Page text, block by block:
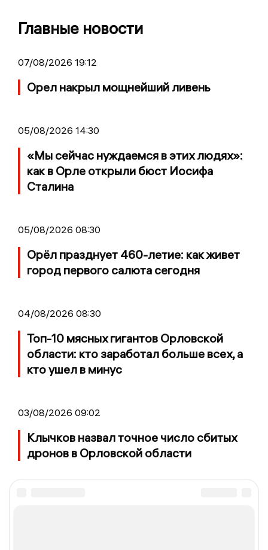
Главные новости
07/08/2026 19:12
Орел накрыл мощнейший ливень
05/08/2026 14:30
«Мы сейчас нуждаемся в этих людях»:
как в Орле открыли бюст Иосифа
Сталина
05/08/2026 08:30
Орёл празднует 460-летие: как живет
город первого салюта сегодня
04/08/2026 08:30
Топ-10 мясных гигантов Орловской
области: кто заработал больше всех, а
кто ушел в минус
03/08/2026 09:02
Клычков назвал точное число сбитых
дронов в Орловской области